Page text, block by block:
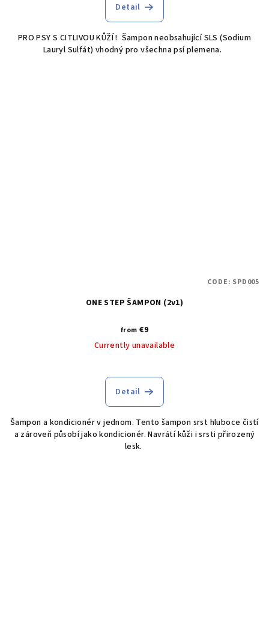
Detail
PRO PSY S CITLIVOU KŮŽÍ ! Šampon neobsahující SLS (Sodium
Lauryl Sulfát) vhodný pro všechna psí plemena.
ONE STEP ŠAMPON (2v1)
from €9
Currently unavailable
Detail
Šampon a kondicionér v jednom. Tento šampon srst hluboce čistí
a zároveň působí jako kondicionér. Navrátí kůži i srsti přirozený
lesk.
CODE: SPD005